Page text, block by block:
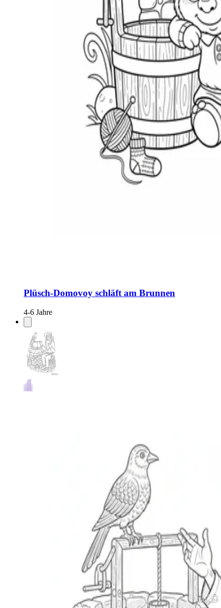
Plüsch-Domovoy schläft am Brunnen
4-6 Jahre